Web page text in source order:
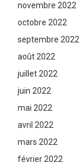
novembre 2022
octobre 2022
septembre 2022
août 2022
juillet 2022
juin 2022
mai 2022
avril 2022
mars 2022
février 2022